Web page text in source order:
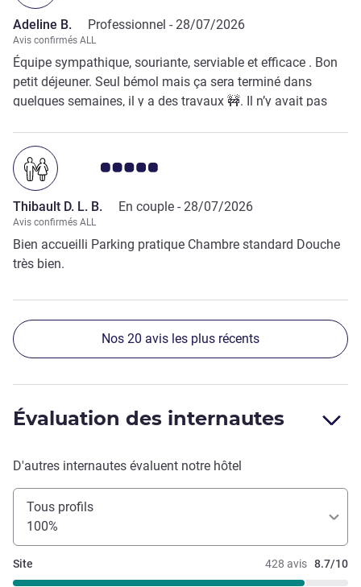
Adeline B. Professionnel - 28/07/2026
Avis confirmés ALL
Équipe sympathique, souriante, serviable et efficace . Bon
petit déjeuner. Seul bémol mais ça sera terminé dans
quelques semaines, il y a des travaux 🚧. Il n’y avait pas
handicap. Douche avec effet pluie appréciable quand on
arrive fatiguée.
Note Avis clients 5.0/5
Thibault D. L. B. En couple - 28/07/2026
Avis confirmés ALL
Bien accueilli Parking pratique Chambre standard Douche
très bien.
Nos 20 avis les plus récents
Évaluation des internautes
D'autres internautes évaluent notre hôtel
Tous profils
100%
428 avis 8.7/10
Site